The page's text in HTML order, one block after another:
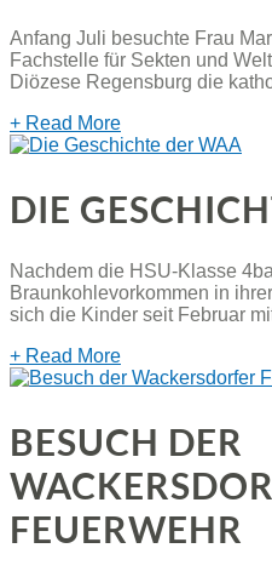
Anfang Juli besuchte Frau
Fachstelle für Sekten und
Diözese Regensburg die
+ Read More
DIE
Nachdem die HSU-Klasse
Braunkohlevorkommen in
sich die Kinder seit Februar
+ Read More
BESUCH DER
FEUERWEHR